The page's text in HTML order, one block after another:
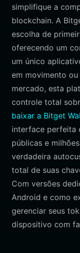
simplifique a
blockchain. A
escolha de
oferecendo um
um único
em movimento
mercado, esta
controle total
baixar a Bitget
interface perfeita
públicas e
verdadeira
total de suas
Com versões
Android e como
gerenciar seus
dispositivo com